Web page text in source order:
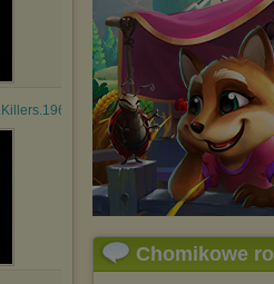
Chomikowe